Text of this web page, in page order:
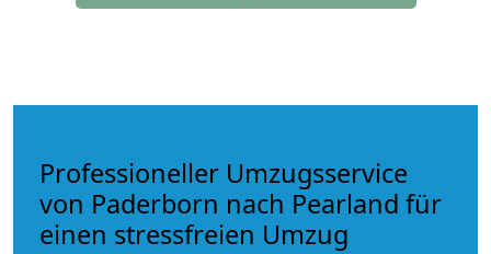
Professioneller Umzugsservice
von Paderborn nach Pearland für
einen stressfreien Umzug